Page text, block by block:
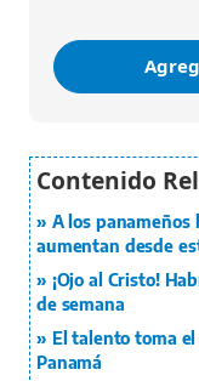
A los panameños
aumentan desde
¡Ojo al Cristo!
de semana
El talento toma el
Panamá